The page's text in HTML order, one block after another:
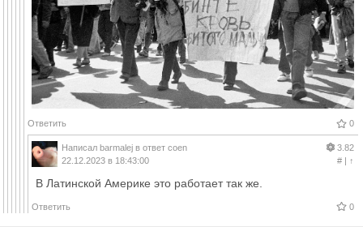
Ответить 0
Написал barmalej в ответ coen
22.12.2023 в 18:43:00
3.82
#| ↑
В Латинской Америке это работает так же.
Ответить 0